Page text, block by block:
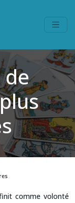
de
comme volonté